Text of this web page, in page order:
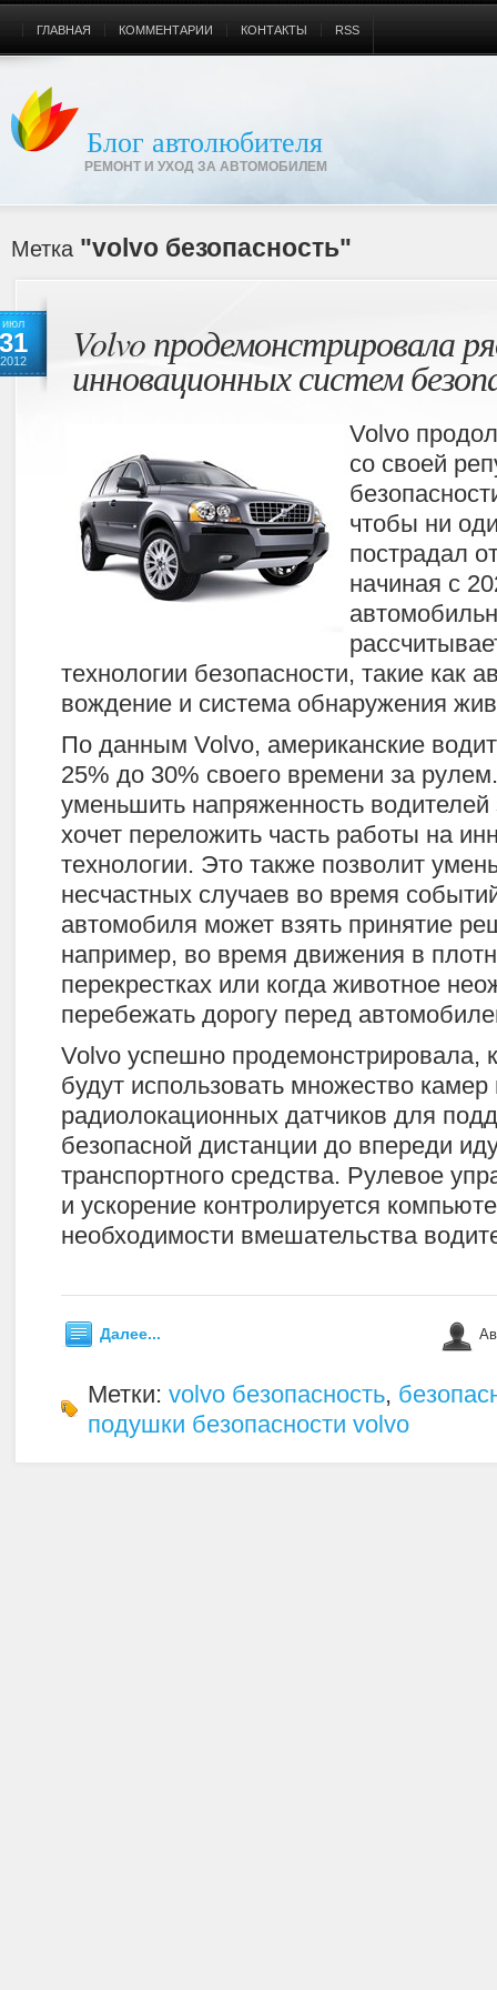
Блог автолюбителя
РЕМОНТ И УХОД ЗА АВТОМОБИЛЕМ
ГЛАВНАЯ КОММЕНТАРИИ КОНТАКТЫ RSS
Метка "volvo безопасность"
июл
31
2012 Volvo продемонстрировала
инновационных систем
Volvo
со своей
чтобы ни
пострадал
начиная с
технологии безопасности, такие как
вождение и система обнаружения
По данным Volvo, американские
25% до 30% своего времени за
уменьшить напряженность
хочет переложить часть работы на
технологии. Это также позволит
несчастных случаев во время
автомобиля может взять принятие
например, во время движения в
перекрестках или когда животное
перебежать дорогу перед
Volvo успешно продемонстрировала,
будут использовать множество камер
радиолокационных датчиков для
безопасной дистанции до впереди
транспортного средства. Рулевое
и ускорение контролируется
необходимости вмешательства
Далее...
Метки: volvo безопасность,
подушки безопасности volvo